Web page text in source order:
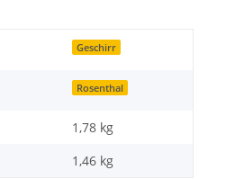
Geschirr
Rosenthal
1,78 kg
1,46 kg